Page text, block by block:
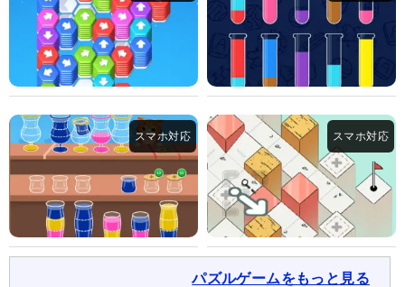
パズルゲームをもっと見る